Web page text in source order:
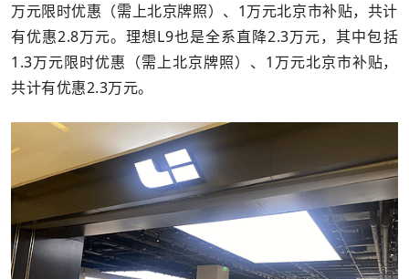
万元限时优惠（需上北京牌照）、1万元北京市补贴，共计
有优惠2.8万元。理想L9也是全系直降2.3万元，其中包括
1.3万元限时优惠（需上北京牌照）、1万元北京市补贴，
共计有优惠2.3万元。